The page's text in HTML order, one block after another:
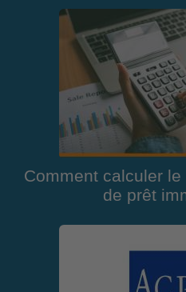
Comment calculer
de prêt